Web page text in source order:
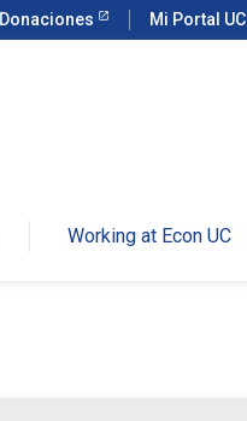
Donaciones Mi Portal UC
Working at Econ UC